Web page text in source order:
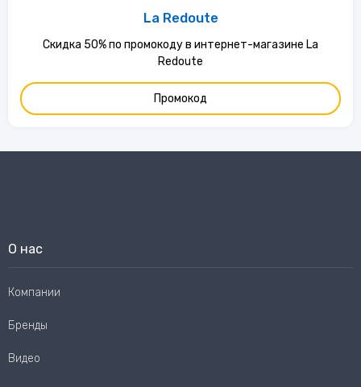
La Redoute
Скидка 50% по промокоду в интернет-магазине La
Redoute
Промокод
О нас
Компании
Бренды
Видео